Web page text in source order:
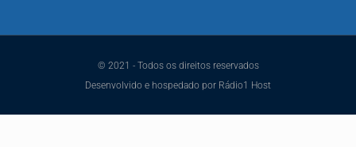
© 2021 - Todos os direitos reservados
Desenvolvido e hospedado por Rádio1 Host